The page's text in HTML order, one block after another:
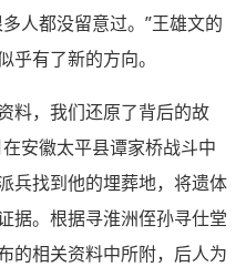
人都没留意过。”王雄文的
乎有了新的方向。
料，我们还原了背后的故
安徽太平县谭家桥战斗中
兵找到他的埋葬地，将遗体
据。根据寻淮洲侄孙寻仕堂
的相关资料中所附，后人为